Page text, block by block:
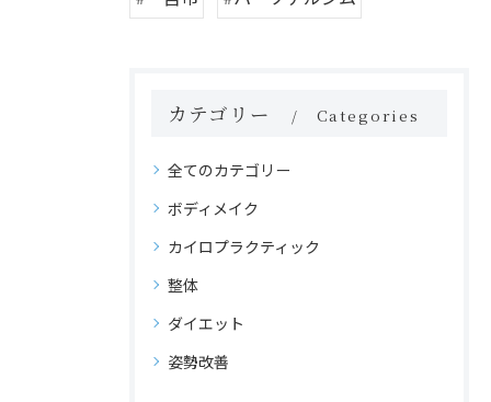
カテゴリー Categories
全てのカテゴリー
ボディメイク
カイロプラクティック
整体
ダイエット
姿勢改善